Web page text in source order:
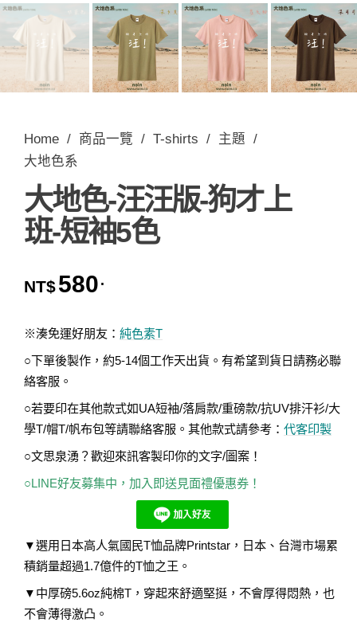
Home / 商品一覽 / T-shirts / 主題 /
大地色系
大地色-汪汪版-狗才上
班-短袖5色
NT$580 .
※湊免運好朋友： 純色素T
○下單後製作，約5-14個工作天出貨。有希望到貨日請務必聯
絡客服。
○若要印在其他款式如UA短袖/落肩款/重磅款/抗UV排汗衫/大
學T/帽T/帆布包等請聯絡客服。其他款式請參考： 代客印製
○文思泉湧？歡迎來訊客製印你的文字/圖案！
○LINE好友募集中，加入即送見面禮優惠券！
▼選用日本高人氣國民T恤品牌Printstar，日本、台灣市場累
積銷量超過1.7億件的T恤之王。
▼中厚磅5.6oz純棉T，穿起來舒適堅挺，不會厚得悶熱，也
不會薄得激凸。